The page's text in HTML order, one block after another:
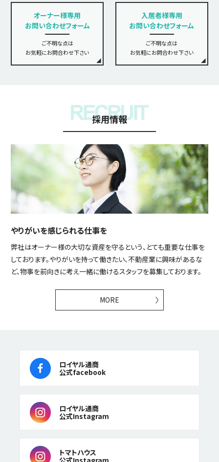
オーナー様専用
お問い合わせフォーム
ご不明な点は
お気軽にお問合わせ下さい
入居者様専用
お問い合わせフォーム
ご不明な点は
お気軽にお問合わせ下さい
採用情報
やりがいを感じられる仕事を
弊社はオーナー様の大切な資産を守るという、とても重要な仕事を
しております。やりがいを持って働きたい、不動産業に興味があるな
ど、物事を前向きに考え一緒に働けるスタッフを募集しております。
MORE
ロイヤル通商
公式facebook
ロイヤル通商
公式Instagram
トマトハウス